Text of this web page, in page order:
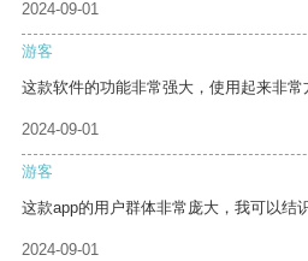
2024-09-01
游客
这款软件的功能非常强大，使用起来非常
2024-09-01
游客
这款app的用户群体非常庞大，我可以结
2024-09-01